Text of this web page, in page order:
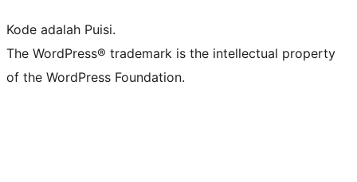
Kode adalah Puisi.
The WordPress® trademark is the intellectual property
of the WordPress Foundation.